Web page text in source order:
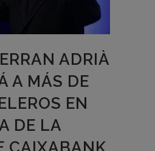
ADRIÀ
A MÁS DE
EN
DE LA